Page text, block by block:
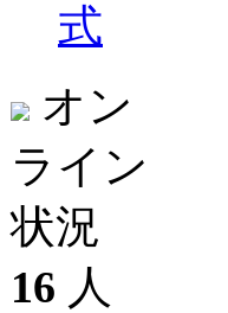
式
オン
ライン
状況
16 人